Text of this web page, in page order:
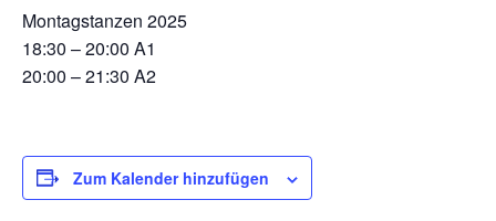
Montagstanzen 2025
18:30 – 20:00 A1
20:00 – 21:30 A2
Zum Kalender hinzufügen